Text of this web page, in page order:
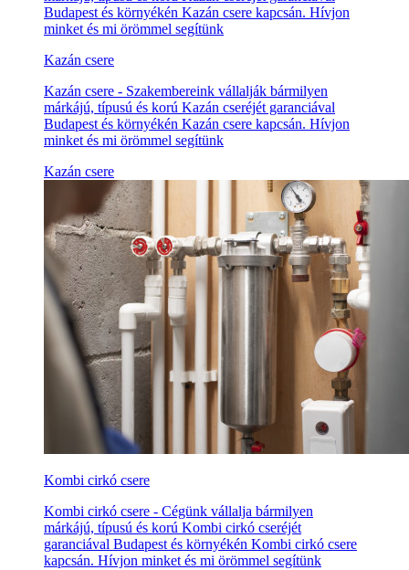
Budapest és környékén Kazán csere kapcsán. Hívjon
minket és mi örömmel segítünk
Kazán csere
Kazán csere - Szakembereink vállalják bármilyen
márkájú, típusú és korú Kazán cseréjét garanciával
Budapest és környékén Kazán csere kapcsán. Hívjon
minket és mi örömmel segítünk
Kazán csere
Kombi cirkó csere
Kombi cirkó csere - Cégünk vállalja bármilyen
márkájú, típusú és korú Kombi cirkó cseréjét
garanciával Budapest és környékén Kombi cirkó csere
kapcsán. Hívjon minket és mi örömmel segítünk